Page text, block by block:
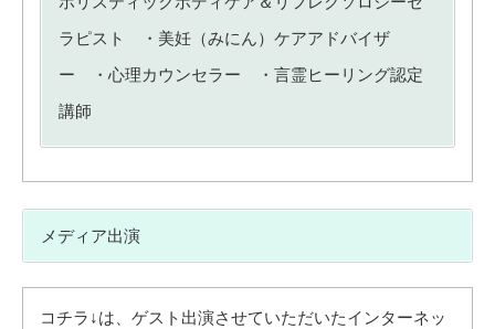
ラピスト ・美妊（みにん）ケアアドバイザ
ー ・心理カウンセラー ・言霊ヒーリング認定
講師
メディア出演
コチラ↓は、ゲスト出演させていただいたインターネッ